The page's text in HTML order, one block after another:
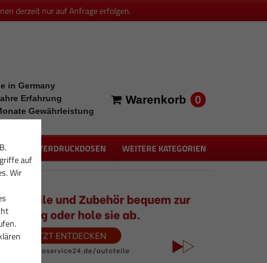
derzeit nur auf Anfrage erfolgen.
in Germany
Erfahrung
Gewährleistung
Warenkorb 0
UNTERDRUCKDOSEN WEITERE KATEGORIEN
auf
Wir